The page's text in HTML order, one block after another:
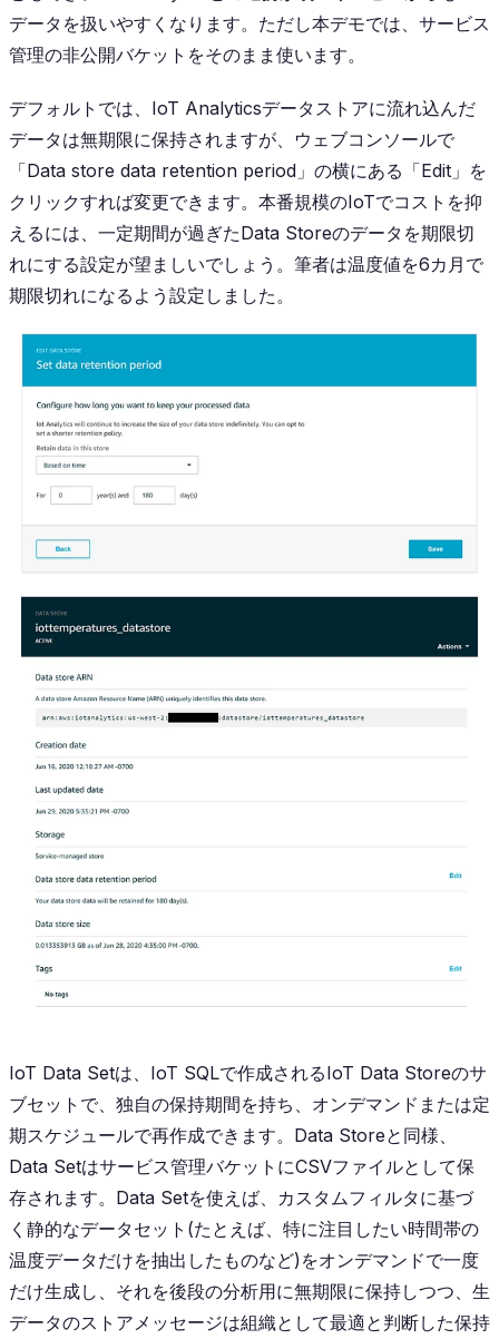
データを扱いやすくなります。ただし本デモでは、サービス
管理の非公開バケットをそのまま使います。
デフォルトでは、IoT Analyticsデータストアに流れ込んだ
データは無期限に保持されますが、ウェブコンソールで
「Data store data retention period」の横にある「Edit」を
クリックすれば変更できます。本番規模のIoTでコストを抑
えるには、一定期間が過ぎたData Storeのデータを期限切
れにする設定が望ましいでしょう。筆者は温度値を6カ月で
期限切れになるよう設定しました。
IoT Data Setは、IoT SQLで作成されるIoT Data Storeのサ
ブセットで、独自の保持期間を持ち、オンデマンドまたは定
期スケジュールで再作成できます。Data Storeと同様、
Data Setはサービス管理バケットにCSVファイルとして保
存されます。Data Setを使えば、カスタムフィルタに基づ
く静的なデータセット(たとえば、特に注目したい時間帯の
温度データだけを抽出したものなど)をオンデマンドで一度
だけ生成し、それを後段の分析用に無期限に保持しつつ、生
データのストアメッセージは組織として最適と判断した保持